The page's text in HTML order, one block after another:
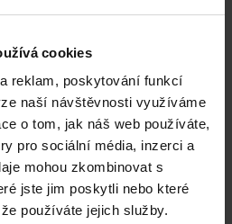
cookies
reklam, poskytování funkcí
naší návštěvnosti využíváme
o tom, jak náš web používáte,
pro sociální média, inzerci a
mohou zkombinovat s
jste jim poskytli nebo které
používáte jejich služby.